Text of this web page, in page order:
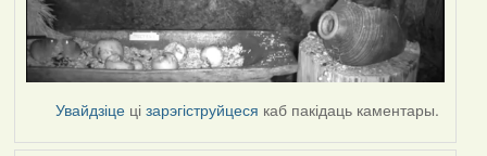
Увайдзіце цізарэгіструйцеся каб пакідаць каментары.